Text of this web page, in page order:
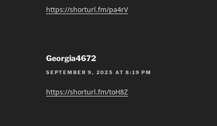
https://shorturl.fm/pa4rV
Georgia4672
SEPTEMBER 9, 2025 AT 8:19 PM
https://shorturl.fm/toH8Z